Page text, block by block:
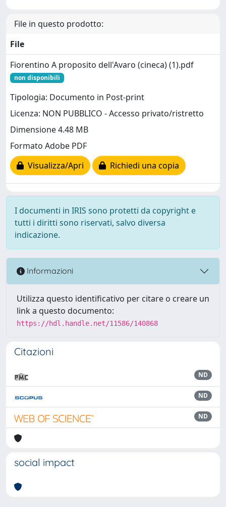
File in questo prodotto:
File
Fiorentino A proposito dell'Avaro (cineca) (1).pdf
non disponibili
Tipologia: Documento in Post-print
Licenza: NON PUBBLICO - Accesso privato/ristretto
Dimensione 4.48 MB
Formato Adobe PDF
Visualizza/Apri
Richiedi una copia
I documenti in IRIS sono protetti da copyright e
tutti i diritti sono riservati, salvo diversa
indicazione.
Informazioni
Utilizza questo identificativo per citare o creare un
link a questo documento:
https://hdl.handle.net/11586/140868
Citazioni
ND
ND
ND
social impact